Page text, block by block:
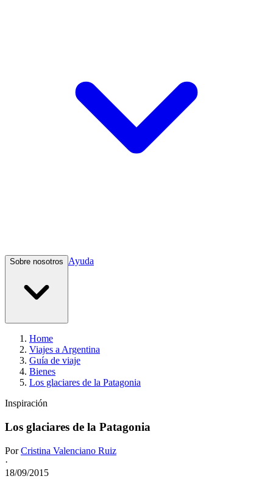
Sobre nosotros Ayuda
Home
Viajes a Argentina
Guía de viaje
Bienes
Los glaciares de la Patagonia
Inspiración
Los glaciares de la Patagonia
PorCristina Valenciano Ruiz
·
18/09/2015